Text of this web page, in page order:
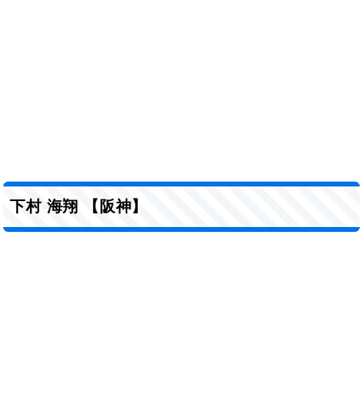
下村 海翔 【阪神】